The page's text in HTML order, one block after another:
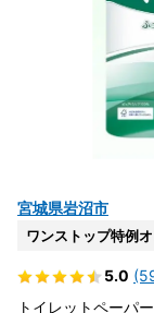
宮城県岩沼市
ワンストップ特例
5.0
トイレットペーパ